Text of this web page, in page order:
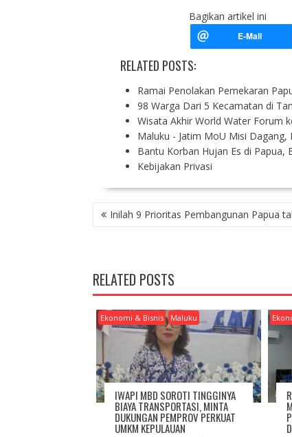
Bagikan artikel ini
RELATED POSTS:
Ramai Penolakan Pemekaran
98 Warga Dari 5 Kecamatan di
Wisata Akhir World Water Forum
Maluku - Jatim MoU Misi
Bantu Korban Hujan Es di Papua,
Kebijakan Privasi
P
O
N
A
V
G
T
O
N
Inilah 9 Prioritas Pembangunan Papua
RELATED POSTS
Ekonomi & Bisnis Maluku
IWAPI MBD SOROTI TINGGINYA
BIAYA TRANSPORTASI, MINTA
DUKUNGAN PEMPROV PERKUAT
UMKM KEPULAUAN